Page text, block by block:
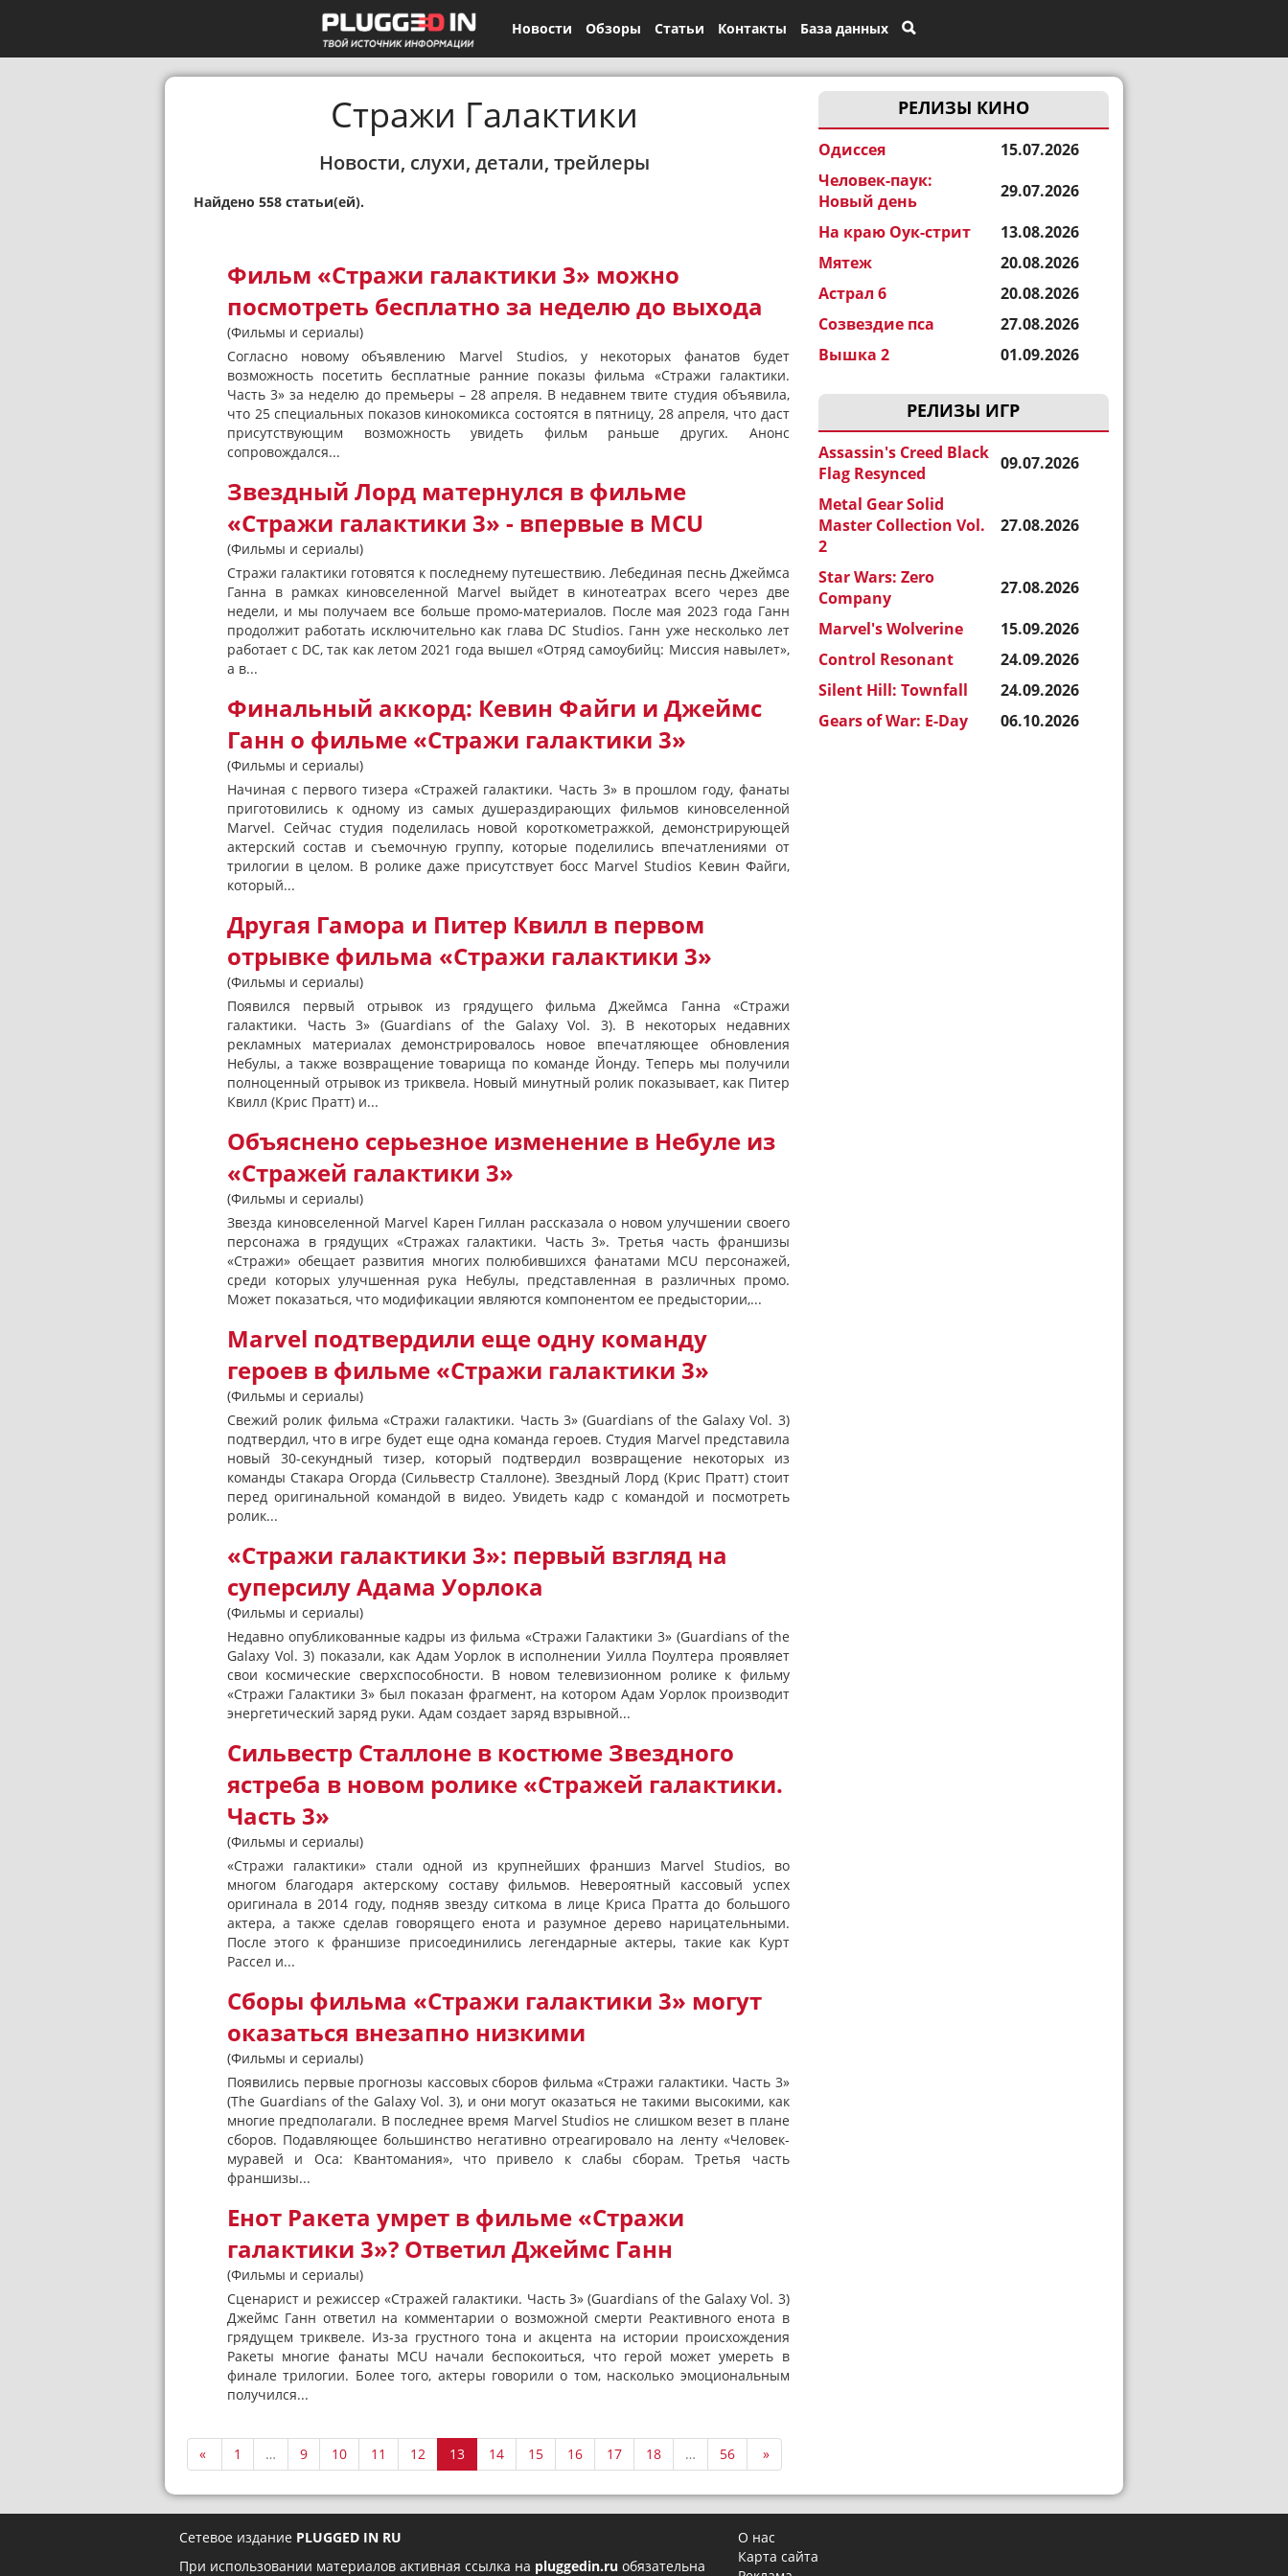
Новости Обзоры Статьи Контакты База данных
РЕЛИЗЫ КИНО
Одиссея
15.07.2026
Человек-паук:
Новый день
29.07.2026
На краю Оук-стрит
13.08.2026
Мятеж
20.08.2026
Астрал 6
20.08.2026
Созвездие пса
27.08.2026
Вышка 2
01.09.2026
РЕЛИЗЫ ИГР
Assassin's Creed Black
Flag Resynced
09.07.2026
Metal Gear Solid
Master Collection Vol.
2
27.08.2026
Star Wars: Zero
Company
27.08.2026
Marvel's Wolverine
15.09.2026
Control Resonant
24.09.2026
Silent Hill: Townfall
24.09.2026
Gears of War: E-Day
06.10.2026
Стражи Галактики
Новости, слухи, детали, трейлеры
Найдено 558 статьи(ей).
Фильм «Стражи галактики 3» можно
посмотреть бесплатно за неделю до выхода
(Фильмы и сериалы)
Согласно новому объявлению Marvel Studios, у некоторых фанатов будет
возможность посетить бесплатные ранние показы фильма «Стражи галактики.
Часть 3» за неделю до премьеры – 28 апреля. В недавнем твите студия объявила,
что 25 специальных показов кинокомикса состоятся в пятницу, 28 апреля, что даст
присутствующим возможность увидеть фильм раньше других. Анонс
сопровождался...
Звездный Лорд матернулся в фильме
«Стражи галактики 3» - впервые в MCU
(Фильмы и сериалы)
Стражи галактики готовятся к последнему путешествию. Лебединая песнь Джеймса
Ганна в рамках киновселенной Marvel выйдет в кинотеатрах всего через две
недели, и мы получаем все больше промо-материалов. После мая 2023 года Ганн
продолжит работать исключительно как глава DC Studios. Ганн уже несколько лет
работает с DC, так как летом 2021 года вышел «Отряд самоубийц: Миссия навылет»,
а в...
Финальный аккорд: Кевин Файги и Джеймс
Ганн о фильме «Стражи галактики 3»
(Фильмы и сериалы)
Начиная с первого тизера «Стражей галактики. Часть 3» в прошлом году, фанаты
приготовились к одному из самых душераздирающих фильмов киновселенной
Marvel. Сейчас студия поделилась новой короткометражкой, демонстрирующей
актерский состав и съемочную группу, которые поделились впечатлениями от
трилогии в целом. В ролике даже присутствует босс Marvel Studios Кевин Файги,
который...
Другая Гамора и Питер Квилл в первом
отрывке фильма «Стражи галактики 3»
(Фильмы и сериалы)
Появился первый отрывок из грядущего фильма Джеймса Ганна «Стражи
галактики. Часть 3» (Guardians of the Galaxy Vol. 3). В некоторых недавних
рекламных материалах демонстрировалось новое впечатляющее обновления
Небулы, а также возвращение товарища по команде Йонду. Теперь мы получили
полноценный отрывок из триквела. Новый минутный ролик показывает, как Питер
Квилл (Крис Пратт) и...
Объяснено серьезное изменение в Небуле из
«Стражей галактики 3»
(Фильмы и сериалы)
Звезда киновселенной Marvel Карен Гиллан рассказала о новом улучшении своего
персонажа в грядущих «Стражах галактики. Часть 3». Третья часть франшизы
«Стражи» обещает развития многих полюбившихся фанатами MCU персонажей,
среди которых улучшенная рука Небулы, представленная в различных промо.
Может показаться, что модификации являются компонентом ее предыстории,...
Marvel подтвердили еще одну команду
героев в фильме «Стражи галактики 3»
(Фильмы и сериалы)
Свежий ролик фильма «Стражи галактики. Часть 3» (Guardians of the Galaxy Vol. 3)
подтвердил, что в игре будет еще одна команда героев. Студия Marvel представила
новый 30-секундный тизер, который подтвердил возвращение некоторых из
команды Стакара Огорда (Сильвестр Сталлоне). Звездный Лорд (Крис Пратт) стоит
перед оригинальной командой в видео. Увидеть кадр с командой и посмотреть
ролик...
«Стражи галактики 3»: первый взгляд на
суперсилу Адама Уорлока
(Фильмы и сериалы)
Недавно опубликованные кадры из фильма «Стражи Галактики 3» (Guardians of the
Galaxy Vol. 3) показали, как Адам Уорлок в исполнении Уилла Поултера проявляет
свои космические сверхспособности. В новом телевизионном ролике к фильму
«Стражи Галактики 3» был показан фрагмент, на котором Адам Уорлок производит
энергетический заряд руки. Адам создает заряд взрывной...
Сильвестр Сталлоне в костюме Звездного
ястреба в новом ролике «Стражей галактики.
Часть 3»
(Фильмы и сериалы)
«Стражи галактики» стали одной из крупнейших франшиз Marvel Studios, во
многом благодаря актерскому составу фильмов. Невероятный кассовый успех
оригинала в 2014 году, подняв звезду ситкома в лице Криса Пратта до большого
актера, а также сделав говорящего енота и разумное дерево нарицательными.
После этого к франшизе присоединились легендарные актеры, такие как Курт
Рассел и...
Сборы фильма «Стражи галактики 3» могут
оказаться внезапно низкими
(Фильмы и сериалы)
Появились первые прогнозы кассовых сборов фильма «Стражи галактики. Часть 3»
(The Guardians of the Galaxy Vol. 3), и они могут оказаться не такими высокими, как
многие предполагали. В последнее время Marvel Studios не слишком везет в плане
сборов. Подавляющее большинство негативно отреагировало на ленту «Человек-
муравей и Оса: Квантомания», что привело к слабы сборам. Третья часть
франшизы...
Енот Ракета умрет в фильме «Стражи
галактики 3»? Ответил Джеймс Ганн
(Фильмы и сериалы)
Сценарист и режиссер «Стражей галактики. Часть 3» (Guardians of the Galaxy Vol. 3)
Джеймс Ганн ответил на комментарии о возможной смерти Реактивного енота в
грядущем триквеле. Из-за грустного тона и акцента на истории происхождения
Ракеты многие фанаты MCU начали беспокоиться, что герой может умереть в
финале трилогии. Более того, актеры говорили о том, насколько эмоциональным
получился...
« 1 … 9 10 11 12 13 14 15 16 17 18 … 56 »
Сетевое издание PLUGGED IN RU
При использовании материалов активная ссылка на pluggedin.ru обязательна
О нас
Карта сайта